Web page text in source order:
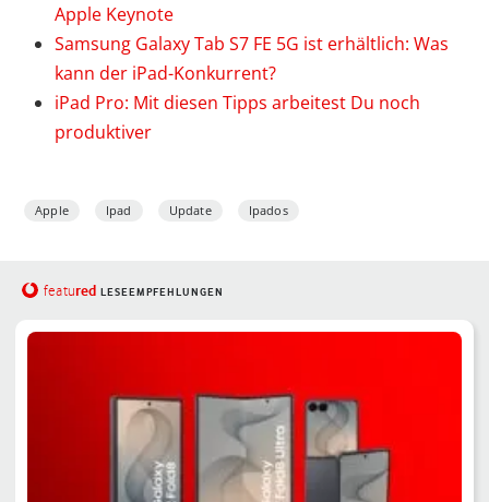
Apple Keynote
Samsung Galaxy Tab S7 FE 5G ist erhältlich: Was
kann der iPad-Konkurrent?
iPad Pro: Mit diesen Tipps arbeitest Du noch
produktiver
Apple Ipad Update Ipados
featured LESEEMPFEHLUNGEN